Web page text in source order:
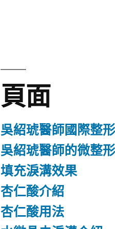
頁面
吳紹琥醫師國際整
吳紹琥醫師的微整
填充淚溝效果
杏仁酸介紹
杏仁酸用法